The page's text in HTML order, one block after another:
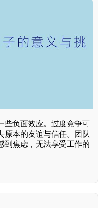
些负面效应。过度竞争可
原本的友谊与信任。团队
到焦虑，无法享受工作的